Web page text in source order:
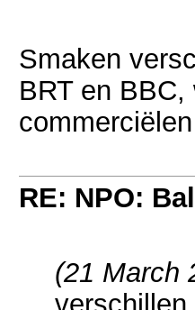
Smaken
BRT en
RE: NPO:
(21 March